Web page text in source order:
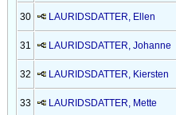
30 LAURIDSDATTER, Ellen
31 LAURIDSDATTER, Johanne
32 LAURIDSDATTER, Kiersten
33 LAURIDSDATTER, Mette